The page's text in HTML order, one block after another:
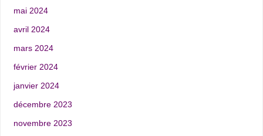
mai 2024
avril 2024
mars 2024
février 2024
janvier 2024
décembre 2023
novembre 2023